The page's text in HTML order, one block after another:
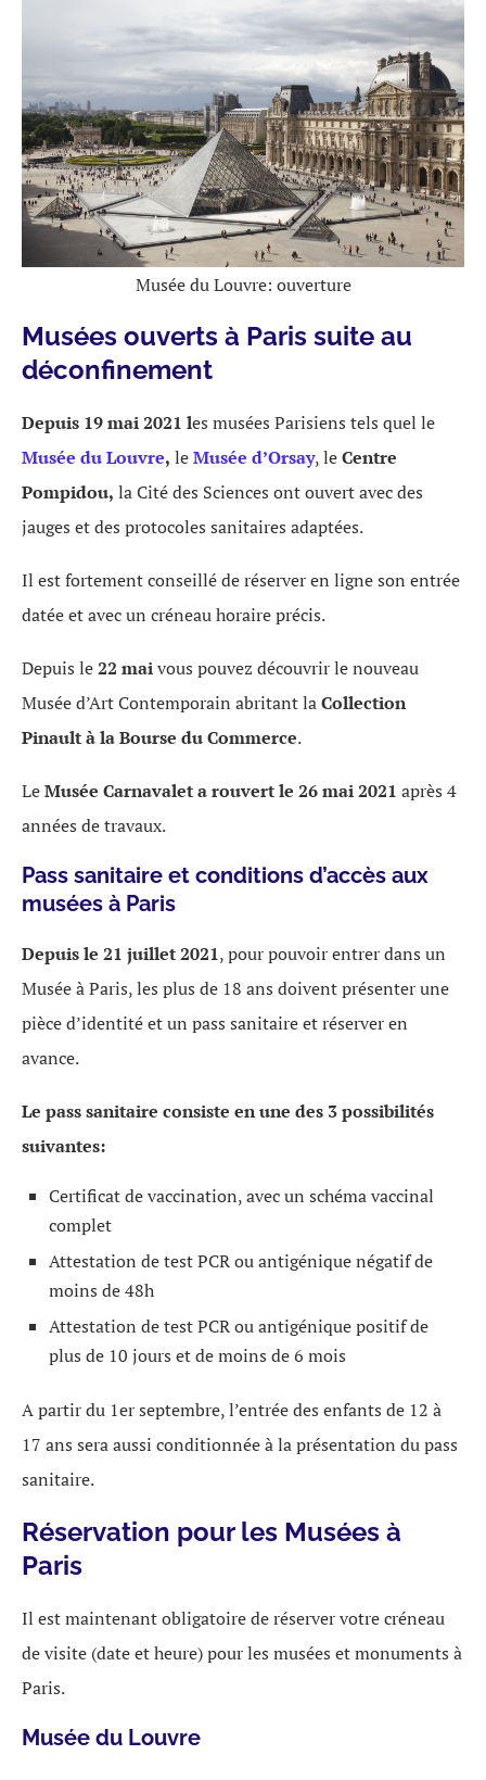
Musée du Louvre: ouverture
Musées ouverts à Paris suite au
déconfinement
Depuis 19 mai 2021 les musées Parisiens tels quel le
Musée du Louvre, leMusée d’Orsay, leCentre
Pompidou, la Cité des Sciences ont ouvert avec des
jauges et des protocoles sanitaires adaptées.
Il est fortement conseillé de réserver en ligne son entrée
datée et avec un créneau horaire précis.
Depuis le22 maivous pouvez découvrir le nouveau
Musée d’Art Contemporain abritant laCollection
Pinault à la Bourse du Commerce.
LeMusée Carnavalet a rouvert le 26 mai 2021 après 4
années de travaux.
Pass sanitaire et conditions d’accès aux
musées à Paris
Depuis le 21 juillet 2021, pour pouvoir entrer dans un
Musée à Paris, les plus de 18 ans doivent présenter une
pièce d’identité et un pass sanitaire et réserver en
avance.
Le pass sanitaire consiste en une des 3 possibilités
suivantes:
Certificat de vaccination, avec un schéma vaccinal
complet
Attestation de test PCR ou antigénique négatif de
moins de 48h
Attestation de test PCR ou antigénique positif de
plus de 10 jours et de moins de 6 mois
A partir du 1er septembre, l’entrée des enfants de 12 à
17 ans sera aussi conditionnée à la présentation du pass
sanitaire.
Réservation pour les Musées à
Paris
Il est maintenant obligatoire de réserver votre créneau
de visite (date et heure) pour les musées et monuments à
Paris.
Musée du Louvre